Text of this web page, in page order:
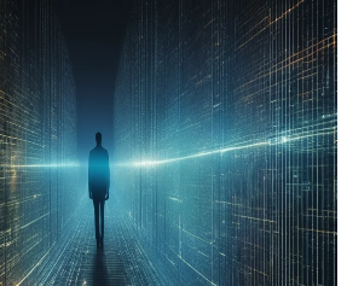
vigilância e automação sobre
grandes empresas tecnológicas para
processos estão a gerar preocupações
corporativo. O debate revela um impacto
a segurança digital e a ética, com
e transparência. O avanço da
em risco o equilíbrio entre inovação e